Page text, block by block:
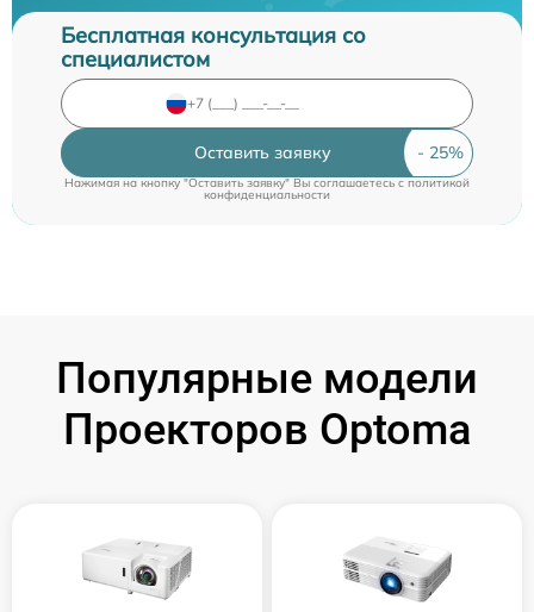
Бесплатная консультация со
специалистом
Оставить заявку
Нажимая на кнопку "Оставить заявку" Вы соглашаетесь cполитикой
конфиденциальности
Популярные модели
Проекторов Optoma